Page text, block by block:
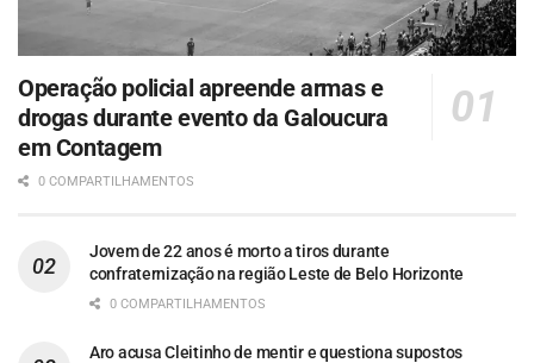
Operação policial apreende armas e
drogas durante evento da Galoucura
em Contagem
0 COMPARTILHAMENTOS
Jovem de 22 anos é morto a tiros durante
confraternização na região Leste de Belo Horizonte
0 COMPARTILHAMENTOS
Aro acusa Cleitinho de mentir e questiona supostos